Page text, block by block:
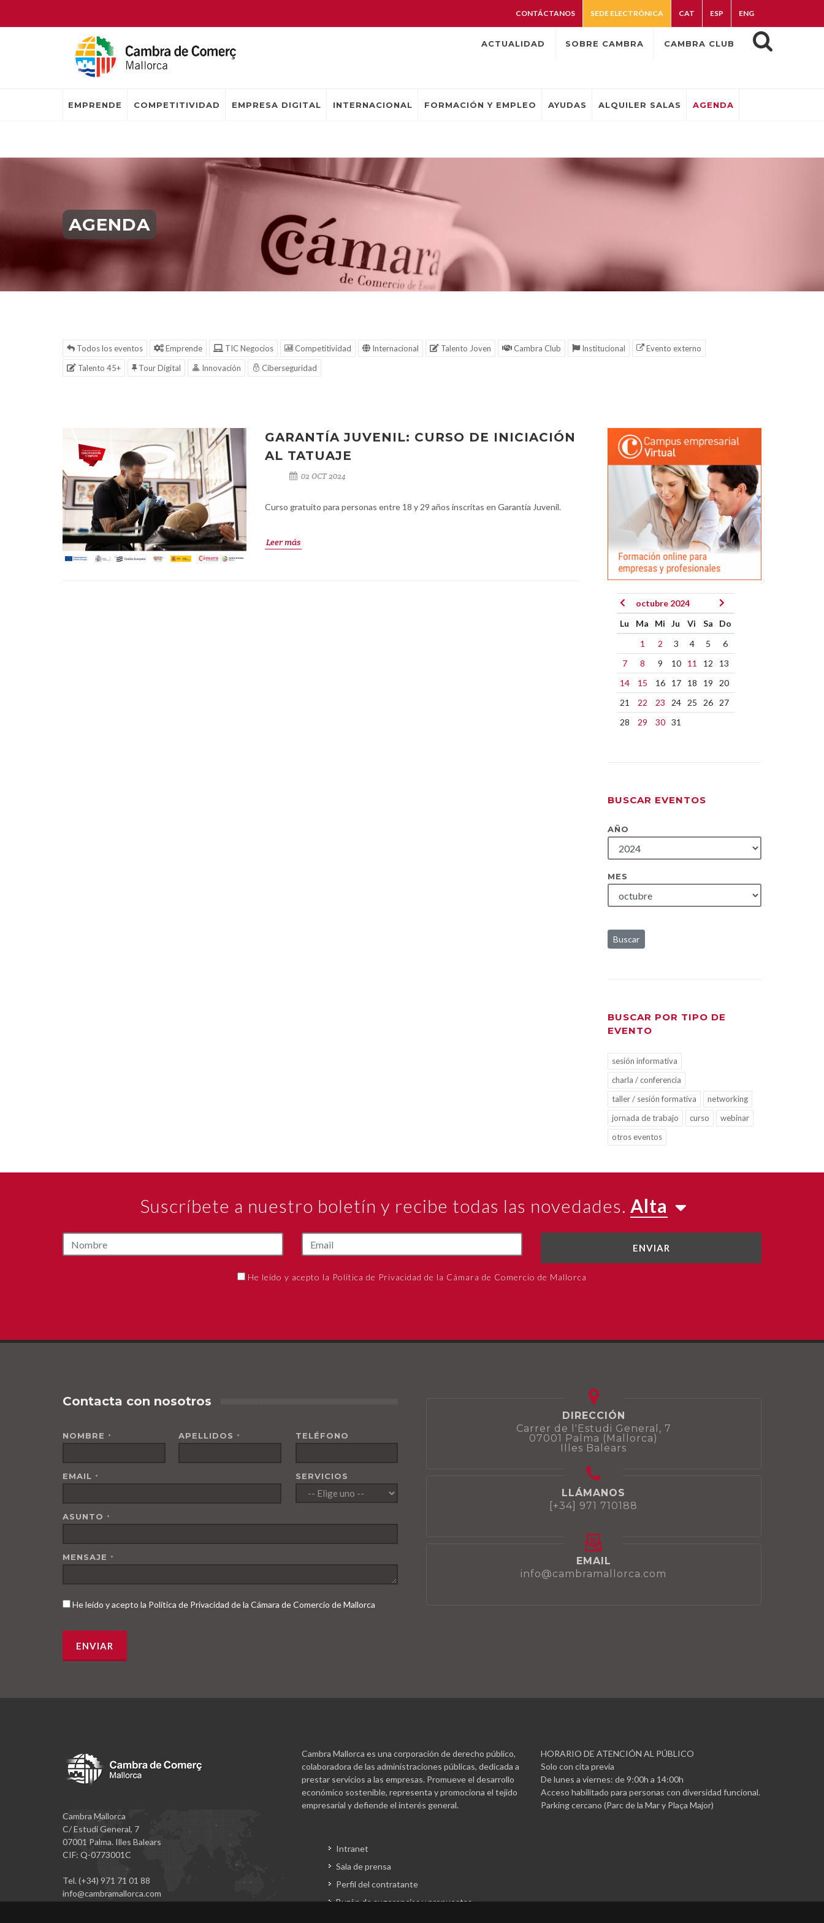
CONTÁCTANOS SEDE ELECTRÓNICA CAT ESP ENG
ACTUALIDAD SOBRE CAMBRA CAMBRA CLUB
EMPRENDE COMPETITIVIDAD EMPRESA DIGITAL INTERNACIONAL FORMACIÓN Y EMPLEO AYUDAS ALQUILER SALAS AGENDA
AGENDA
Todos los eventos Emprende TIC Negocios Competitividad Internacional Talento Joven Cambra Club Institucional
Evento externo
Talento 45+
Tour Digital Innovación Ciberseguridad
GARANTÍA JUVENIL: CURSO DE INICIACIÓN
AL TATUAJE
02 OCT 2024
Curso gratuito para personas entre 18 y 29 años inscritas en Garantía Juvenil.
Leer más
octubre 2024
Lu
Ma Mi Ju Vi Sa
Do
1
2 3 4 5
6
7
8 9 10 11 12
13
14
15 16 17 18 19
20
21
22 23 24 25 26
27
28
29 30 31
BUSCAR EVENTOS
AÑO
MES
Buscar
BUSCAR POR TIPO DE
EVENTO
sesión informativa
charla / conferencia
taller / sesión formativa
networking
jornada de trabajo
curso
webinar
otros eventos
Suscríbete a nuestro boletín y recibe todas las novedades. Alta
ENVIAR
He leído y acepto la Política de Privacidad de la Cámara de Comercio de Mallorca
Contacta con nosotros
NOMBRE * APELLIDOS * TELÉFONO
EMAIL * SERVICIOS
ASUNTO *
MENSAJE *
He leído y acepto la Política de Privacidad de la Cámara de Comercio de Mallorca
DIRECCIÓN
Carrer de l'Estudi General, 7
07001 Palma (Mallorca)
Illes Balears
LLÁMANOS
[+34] 971 710188
EMAIL
info@cambramallorca.com
Cambra Mallorca
C/ Estudi General, 7
07001 Palma. Illes Balears
CIF: Q-0773001C
Tel. (+34) 971 71 01 88
info@cambramallorca.com
Cambra Mallorca es una corporación de derecho público,
colaboradora de las administraciones públicas, dedicada a
prestar servicios a las empresas. Promueve el desarrollo
económico sostenible, representa y promociona el tejido
empresarial y defiende el interés general.
Intranet
Sala de prensa
Perfil del contratante
Buzón de sugerencias y propuestas
HORARIO DE ATENCIÓN AL PÚBLICO
Solo con cita previa
De lunes a viernes: de 9:00h a 14:00h
Acceso habilitado para personas con diversidad funcional.
Parking cercano (Parc de la Mar y Plaça Major)